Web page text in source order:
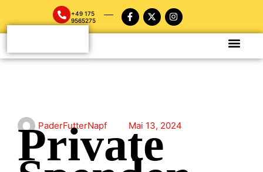
+49 175
9565275
PaderFutterNapf Mai 13, 2024
Private